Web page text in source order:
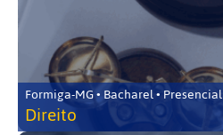
Formiga-MG • Bacharel • Presencial
Direito